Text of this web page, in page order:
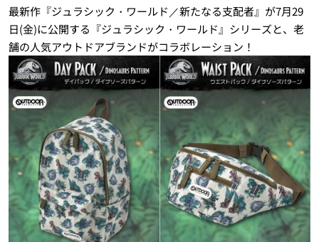
最新作『ジュラシック・ワールド／新たなる支配者』が7月29
日(金)に公開する『ジュラシック・ワールド』シリーズと、老
舗の人気アウトドアブランドがコラボレーション！